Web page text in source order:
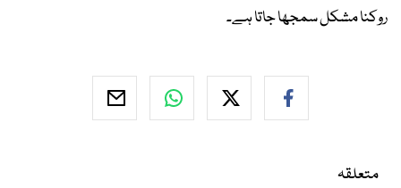
روکنا مشکل سمجھا جاتا ہے۔
متعلقہ